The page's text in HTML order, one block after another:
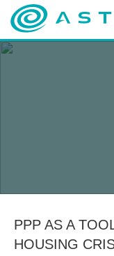
PPP AS A
HOUSING